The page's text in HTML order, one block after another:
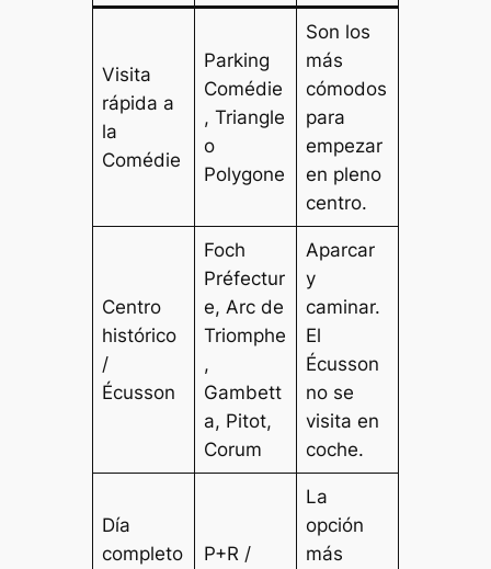
Visita
rápida a
la
Comédie
Parking
Comédie
, Triangle
o
Polygone
Son los
más
cómodos
para
empezar
en pleno
centro.
Centro
histórico
/
Écusson
Foch
Préfectur
e, Arc de
Triomphe
,
Gambett
a, Pitot,
Corum
Aparcar
y
caminar.
El
Écusson
no se
visita en
coche.
Día
completo
P+R /
La
opción
más